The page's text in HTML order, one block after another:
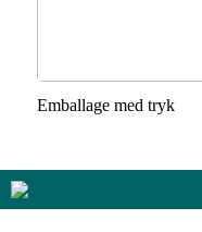
Emballage med tryk